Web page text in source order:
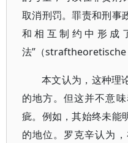
取消刑罚。罪责和刑事
和相互制约中形成
法”（straftheoretische
本文认为，这种理
的地方。但这并不意
疵。例如，其始终未能
的地位。罗克辛认为